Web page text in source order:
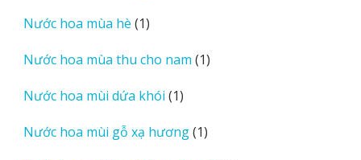
Nước hoa mùa hè 11
phẩm
Nước hoa mùa thu cho nam 11
Nước hoa mùi dứa khói 11
phẩm
Nước hoa mùi gỗ xạ hương 11